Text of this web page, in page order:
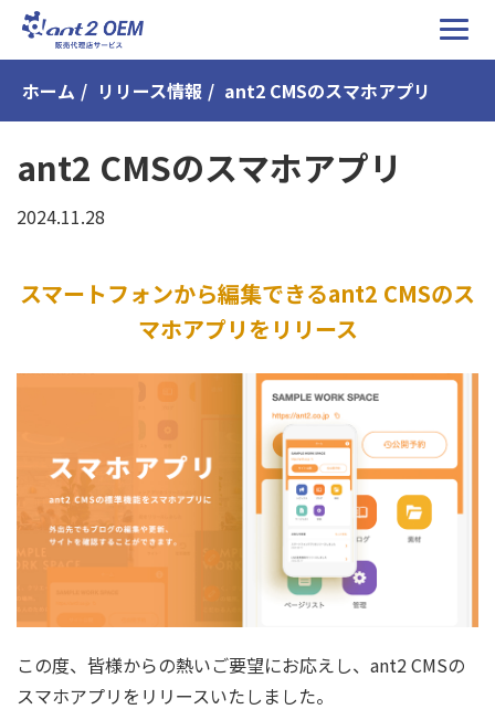
ホーム リリース情報 ant2 CMSのスマホアプリ
ant2 CMSのスマホアプリ
2024.11.28
スマートフォンから編集できるant2 CMSのス
マホアプリをリリース
この度、皆様からの熱いご要望にお応えし、ant2 CMSの
スマホアプリをリリースいたしました。